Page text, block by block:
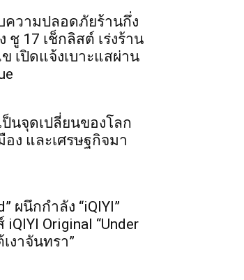
ความปลอดภัยร้านกึ่ง
ชู 17 เช็กลิสต์ เร่งร้าน
เปิดแจ้งเบาะแสผ่าน
ป็นจุดเปลี่ยนของโลก
อง และเศรษฐกิจมา
ผนึกกำลัง “iQIYI”
Original “Under
งาจันทรา”